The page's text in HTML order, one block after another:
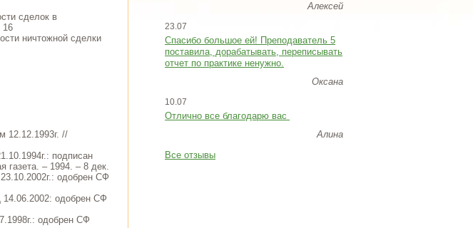
сделок в
16
ничтожной сделки
12.12.1993г. //
подписан
газета. – 1994. – 8 дек.
одобрен СФ
одобрен СФ
одобрен СФ
Алексей
23.07
Cпасибо большое ей! Преподаватель 5
поставила, дорабатывать, переписывать
отчет по практике ненужно.
Оксана
10.07
Отлично все благодарю вас
Алина
Все отзывы